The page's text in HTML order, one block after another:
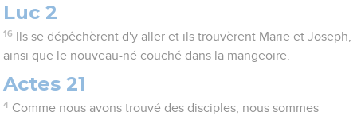
Luc 2
16
Ils se dépêchèrent d'y aller et ils trouvèrent Marie et Joseph,
ainsi que le nouveau-né couché dans la mangeoire.
Actes 21
4 Comme nous avons trouvé des disciples, nous sommes